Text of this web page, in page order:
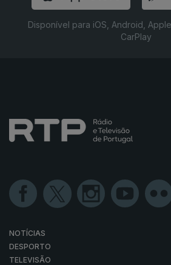
Disponível para iOS, Android,
CarPlay
NOTÍCIAS
DESPORTO
TELEVISÃO